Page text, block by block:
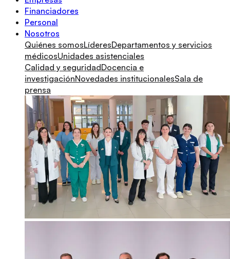
Financiadores
Personal
Nosotros
Quiénes somosLíderesDepartamentos y servicios
médicosUnidades asistenciales
Calidad y seguridadDocencia e
investigaciónNovedades institucionalesSala de
prensa